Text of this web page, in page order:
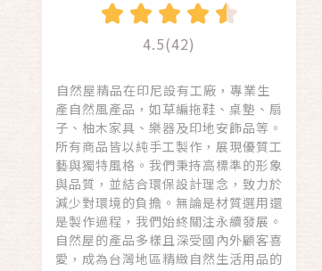
4.5(42)
自然屋精品在印尼設有工廠，專業生
產自然風產品，如草編拖鞋、桌墊、扇
子、柚木家具、樂器及印地安飾品等。
所有商品皆以純手工製作，展現優質工
藝與獨特風格。我們秉持高標準的形象
與品質，並結合環保設計理念，致力於
減少對環境的負擔。無論是材質選用還
是製作過程，我們始終關注永續發展。
自然屋的產品多樣且深受國內外顧客喜
愛，成為台灣地區精緻自然生活用品的